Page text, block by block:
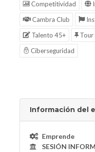
Competitividad
Cambra Club
Talento 45+
Tour
Ciberseguridad
Información del
Emprende
SESIÓN